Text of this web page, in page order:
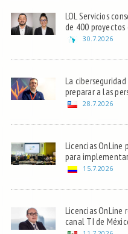
LOL Servicios
de 400
30.7.2026
La
preparar a las
28.7.2026
Licencias OnLine
para
15.7.2026
Licencias
canal TI de